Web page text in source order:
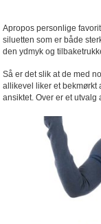
Apropos personlige
siluetten som er både
den ydmyk og
Så er det slik at de med
allikevel liker et bekmørkt
ansiktet. Over er et utvalg